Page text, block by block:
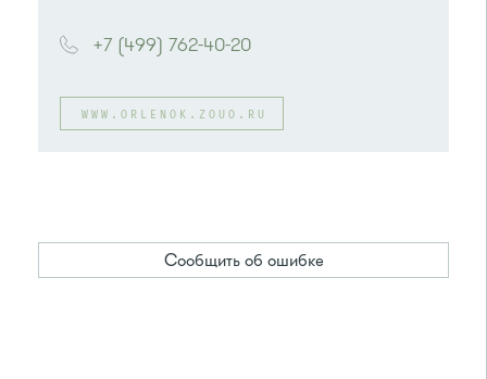
Автобусы № 3, 9, 11, 19, 31, 32.
Маршрутка № 409м, 419м, 476м
Автобусы № 1, 3, 8, 11, 19, 29, 32. Маршрутки
№ 408м, 476м
+7 (499) 762-40-20
WWW.ORLENOK.ZOUO.RU
Сообщить об ошибке